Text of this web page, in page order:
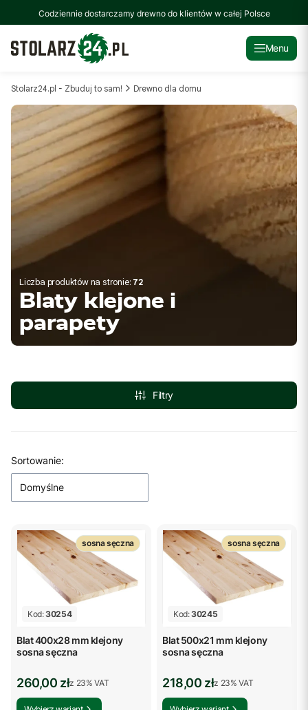
Codziennie dostarczamy drewno do klientów w całej Polsce
Menu
Stolarz24.pl - Zbuduj to sam! Drewno dla domu
Liczba produktów na stronie: 72
Blaty klejone i
parapety
Filtry
Sortowanie:
Domyślne
Kod:30254
sosna sęczna
Blat 400x28 mm klejony
sosna sęczna
Cena brutto
260,00 złz %s VAT
z 23% VAT
Kod:30245
sosna sęczna
Blat 500x21 mm klejony
sosna sęczna
Cena brutto
218,00 złz %s VAT
z 23% VAT